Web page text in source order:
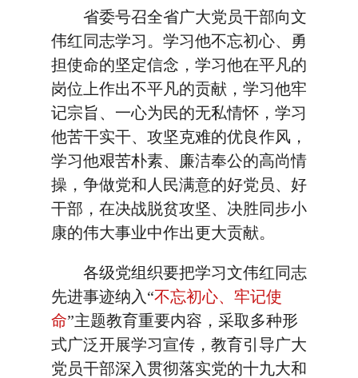
省委号召全省广大党员干部向文
伟红同志学习。学习他不忘初心、勇
担使命的坚定信念，学习他在平凡的
岗位上作出不平凡的贡献，学习他牢
记宗旨、一心为民的无私情怀，学习
他苦干实干、攻坚克难的优良作风，
学习他艰苦朴素、廉洁奉公的高尚情
操，争做党和人民满意的好党员、好
干部，在决战脱贫攻坚、决胜同步小
康的伟大事业中作出更大贡献。
各级党组织要把学习文伟红同志
先进事迹纳入“不忘初心、牢记使
命”主题教育重要内容，采取多种形
式广泛开展学习宣传，教育引导广大
党员干部深入贯彻落实党的十九大和